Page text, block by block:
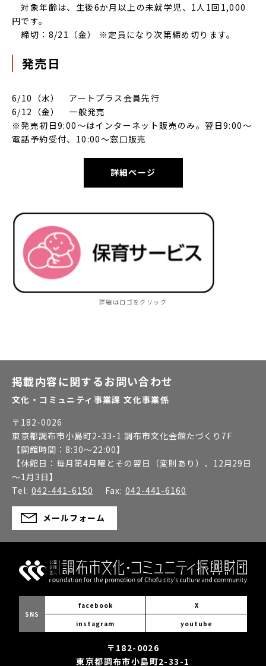
対象年齢は、生後6か月以上の未就学児、1人1回1,000
円です。
締切：8/21（金） ※定員になり次第締め切ります。
発売日
6/10（水） アートプラス会員先行
6/12（金） 一般発売
※発売初日9:00～はインターネット販売のみ。翌日9:00～
電話予約受付、10:00～窓口販売
詳細ページ
詳細はロゴをクリック
掲載内容に関するお問い合わせ
文化・コミュニティ事業課 文化事業係
〒 182-0026
東京都調布市小島町2-33-1 調布市文化会館たづくり7F
【開館時間： 8:30～22:00】
【休館日： 毎月第4月曜とその翌日（変則あり）、12月29日
～1月3日】
Tel: 042-441-6150 Fax: 042-441-6160
メールフォーム
SNS
facebook X
instagram youtube
〒182-0026
東京都調布市小島町2-33-1